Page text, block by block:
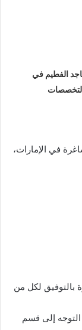
الفطيم في
في الإمارات،
بالتوفيق لكل من
إلى قسم